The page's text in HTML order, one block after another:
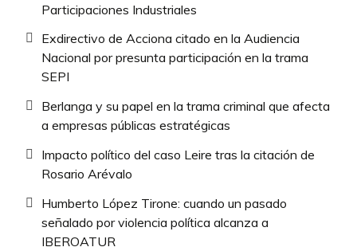
Participaciones Industriales
Exdirectivo de Acciona citado en la Audiencia
Nacional por presunta participación en la trama
SEPI
Berlanga y su papel en la trama criminal que afecta
a empresas públicas estratégicas
Impacto político del caso Leire tras la citación de
Rosario Arévalo
Humberto López Tirone: cuando un pasado
señalado por violencia política alcanza a
IBEROATUR